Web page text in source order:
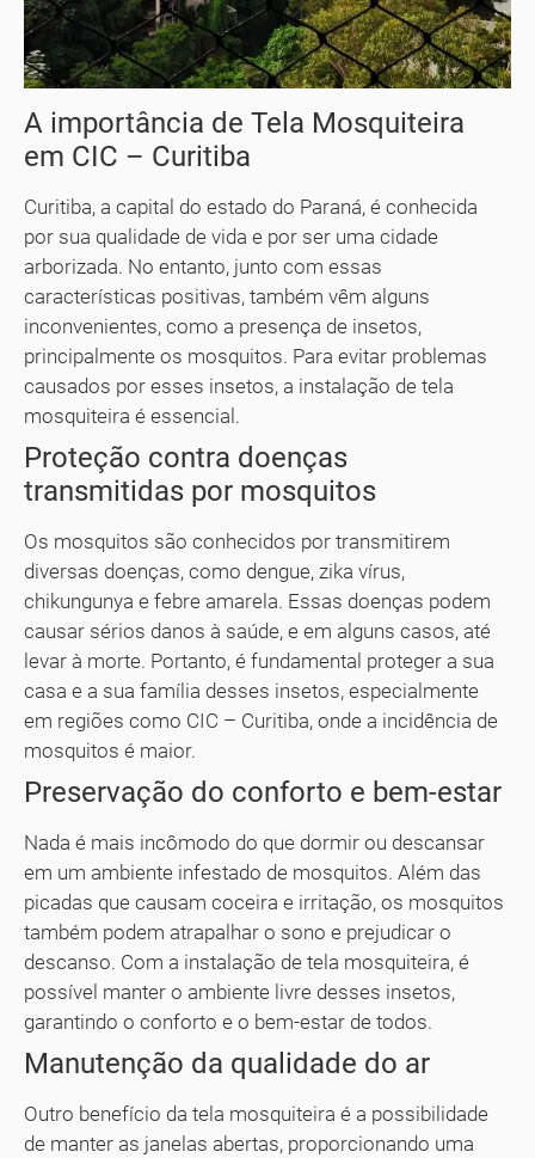
A importância de Tela Mosquiteira
em CIC – Curitiba
Curitiba, a capital do estado do Paraná, é conhecida
por sua qualidade de vida e por ser uma cidade
arborizada. No entanto, junto com essas
características positivas, também vêm alguns
inconvenientes, como a presença de insetos,
principalmente os mosquitos. Para evitar problemas
causados por esses insetos, a instalação de tela
mosquiteira é essencial.
Proteção contra doenças
transmitidas por mosquitos
Os mosquitos são conhecidos por transmitirem
diversas doenças, como dengue, zika vírus,
chikungunya e febre amarela. Essas doenças podem
causar sérios danos à saúde, e em alguns casos, até
levar à morte. Portanto, é fundamental proteger a sua
casa e a sua família desses insetos, especialmente
em regiões como CIC – Curitiba, onde a incidência de
mosquitos é maior.
Preservação do conforto e bem-estar
Nada é mais incômodo do que dormir ou descansar
em um ambiente infestado de mosquitos. Além das
picadas que causam coceira e irritação, os mosquitos
também podem atrapalhar o sono e prejudicar o
descanso. Com a instalação de tela mosquiteira, é
possível manter o ambiente livre desses insetos,
garantindo o conforto e o bem-estar de todos.
Manutenção da qualidade do ar
Outro benefício da tela mosquiteira é a possibilidade
de manter as janelas abertas, proporcionando uma